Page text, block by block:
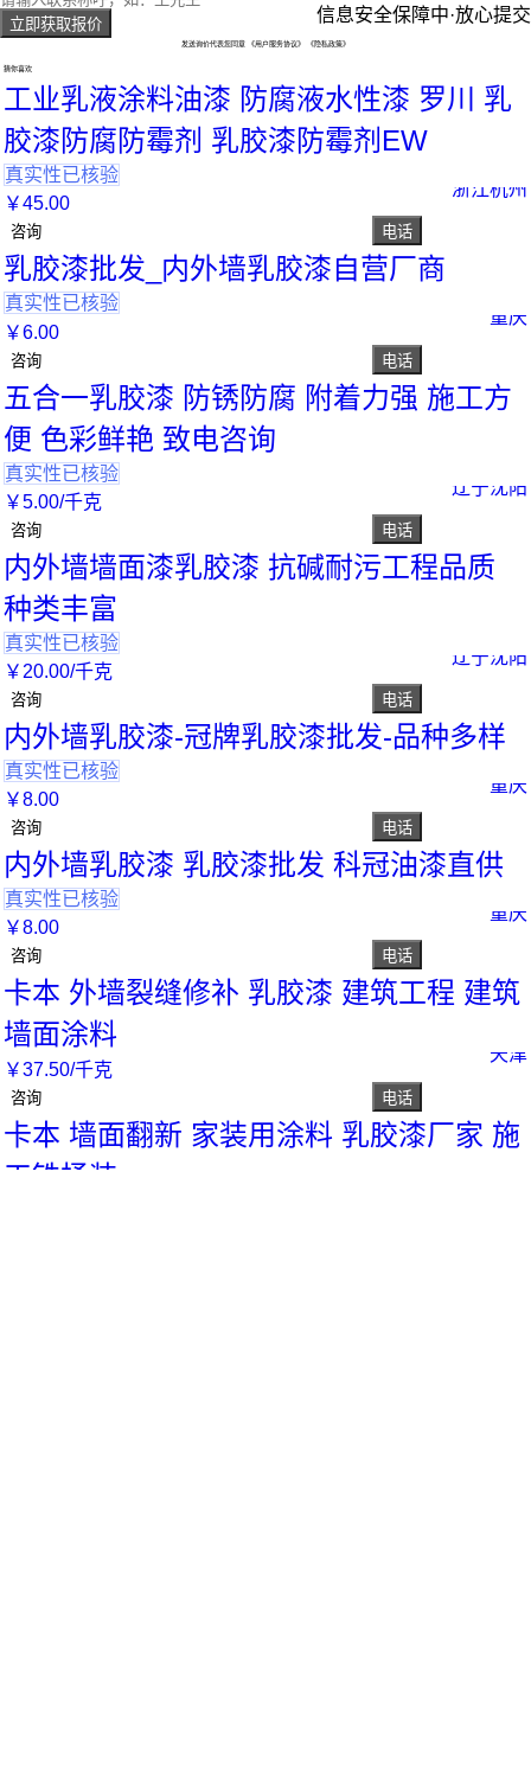
立即获取报价 信息安全保障中·放心提交
发送询价代表您同意 《用户服务协议》 《隐私政策》
猜你喜欢
工业乳液涂料油漆 防腐液水性漆 罗川 乳
胶漆防腐防霉剂 乳胶漆防霉剂EW
真实性已核验
￥45.00
浙江杭州
咨询 电话
乳胶漆批发_内外墙乳胶漆自营厂商
真实性已核验
￥6.00
重庆
咨询 电话
五合一乳胶漆 防锈防腐 附着力强 施工方
便 色彩鲜艳 致电咨询
真实性已核验
￥5.00/千克
辽宁沈阳
咨询 电话
内外墙墙面漆乳胶漆 抗碱耐污工程品质
种类丰富
真实性已核验
￥ 20.00/千克
辽宁沈阳
咨询 电话
内外墙乳胶漆-冠牌乳胶漆批发-品种多样
真实性已核验
￥8.00
重庆
咨询 电话
内外墙乳胶漆 乳胶漆批发 科冠油漆直供
真实性已核验
￥8.00
重庆
咨询 电话
卡本 外墙裂缝修补 乳胶漆 建筑工程 建筑
墙面涂料
￥37.50/千克
天津
咨询 电话
卡本 墙面翻新 家装用涂料 乳胶漆厂家 施
工铁桶装